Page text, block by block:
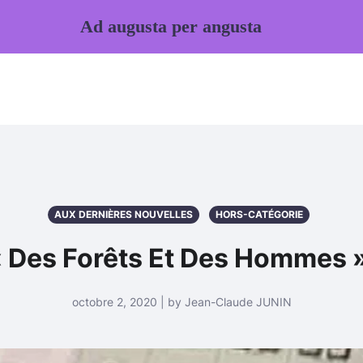
AUX DERNIÈRES NOUVELLES HORS-CATÉGORIE
Des Forêts Et Des Hommes
octobre 2, 2020 | by Jean-Claude JUNIN
Ad augusta per angusta